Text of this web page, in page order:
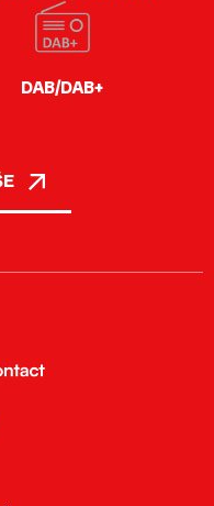
DAB/DAB+